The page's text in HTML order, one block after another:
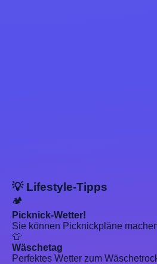
💡 Lifestyle-Tipps
🏕️
Picknick-Wetter!
Sie können Picknickpläne
👕
Wäschetag
Perfektes Wetter zum